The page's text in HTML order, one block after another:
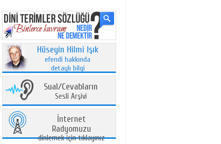
Hüseyin Hilmi Işık
efendi hakkında
detaylı bilgi
Sual/Cevabların
Sesli Arşivi
İnternet
Radyomuzu
dinlemek için tıklayınız